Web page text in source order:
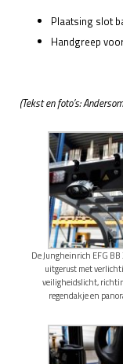
Plaatsing slot
Handgreep
(Tekst en foto’s:
De Jungheinrich EFG
uitgerust met
veiligheidslicht,
regendakje en